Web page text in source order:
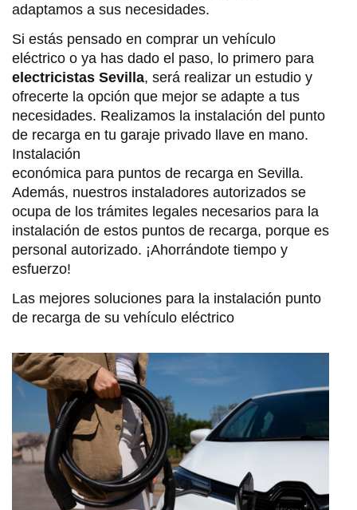
adaptamos a sus necesidades.
Si estás pensado en comprar un vehículo
eléctrico o ya has dado el paso, lo primero para
electricistas Sevilla, será realizar un estudio y
ofrecerte la opción que mejor se adapte a tus
necesidades. Realizamos la instalación del punto
de recarga en tu garaje privado llave en mano.
Instalación
económica para puntos de recarga en Sevilla.
Además, nuestros instaladores autorizados se
ocupa de los trámites legales necesarios para la
instalación de estos puntos de recarga, porque es
personal autorizado. ¡Ahorrándote tiempo y
esfuerzo!
Las mejores soluciones para la instalación punto
de recarga de su vehículo eléctrico